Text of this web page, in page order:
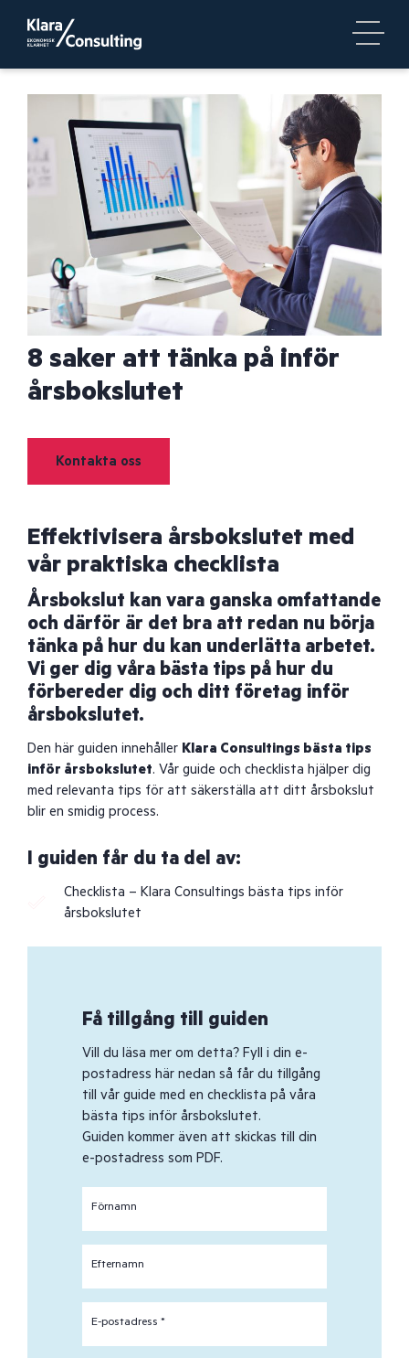
8 saker att tänka på inför
årsbokslutet
Kontakta oss
Effektivisera årsbokslutet med
vår praktiska checklista
Årsbokslut kan vara ganska omfattande
och därför är det bra att redan nu börja
tänka på hur du kan underlätta arbetet.
Vi ger dig våra bästa tips på hur du
förbereder dig och ditt företag inför
årsbokslutet.
Den här guiden innehåller Klara Consultings bästa tips
inför årsbokslutet. Vår guide och checklista hjälper dig
med relevanta tips för att säkerställa att ditt årsbokslut
blir en smidig process.
I guiden får du ta del av:
Checklista – Klara Consultings bästa tips inför
årsbokslutet
Få tillgång till guiden
Vill du läsa mer om detta? Fyll i din e-
postadress här nedan så får du tillgång
till vår guide med en checklista på våra
bästa tips inför årsbokslutet.
Guiden kommer även att skickas till din
e-postadress som PDF.
Förnamn
Efternamn
E-postadress *